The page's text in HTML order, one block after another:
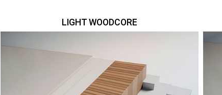
LIGHT WOODCORE